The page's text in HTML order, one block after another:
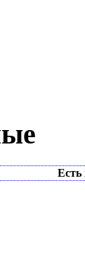
Есть